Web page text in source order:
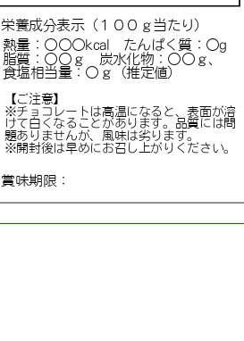
賞味期限：
栄養成分表示（１００ｇ当たり）
熱量：〇〇〇kcal たんぱく質：〇g
脂質：〇〇ｇ 炭水化物：〇〇ｇ、
食塩相当量：〇ｇ（推定値）
【ご注意】
※チョコレートは高温になると、表面が溶
けて白くなることがあります。品質には問
題ありませんが、風味は劣ります。
※開封後は早めにお召し上がりください。